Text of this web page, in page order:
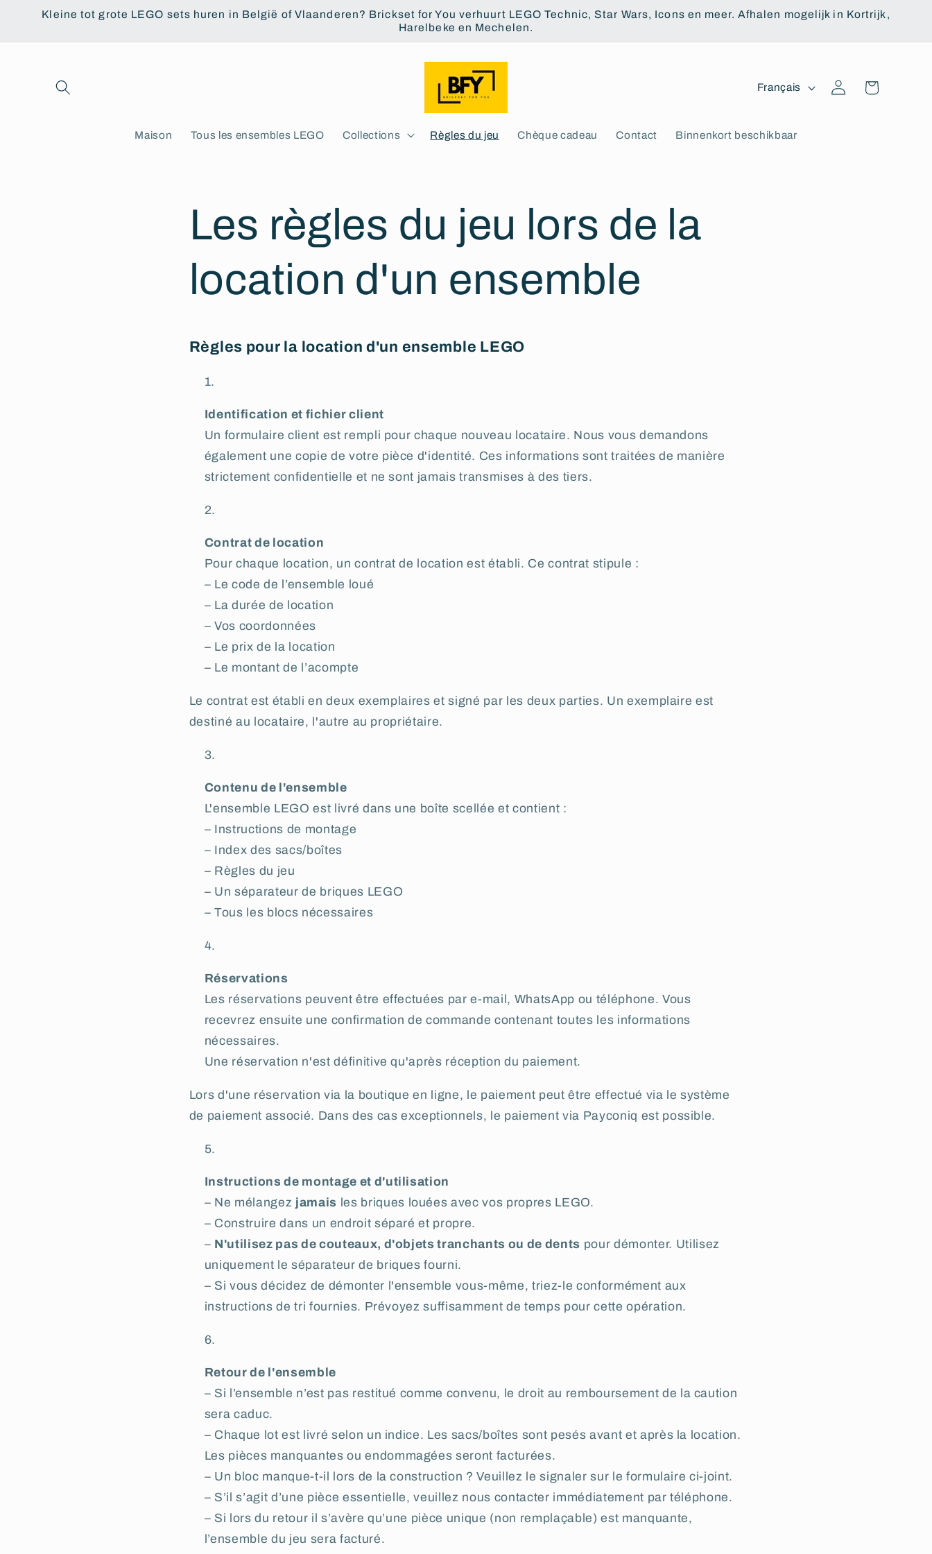
passer
contenu
Kleine tot grote LEGO sets huren in België of Vlaanderen? Brickset for You verhuurt LEGO Technic, Star Wars, Icons en meer. Afhalen mogelijk in Kortrijk,
Harelbeke en Mechelen.
Maison Tous les ensembles LEGO Collections Règles du jeu Chèque cadeau Contact Binnenkort beschikbaar
L
n
Français ConnexionPanier
Les règles du jeu lors de la
location d'un ensemble
Règles pour la location d'un ensemble LEGO
Identification et fichier client
Un formulaire client est rempli pour chaque nouveau locataire. Nous vous demandons
également une copie de votre pièce d'identité. Ces informations sont traitées de manière
strictement confidentielle et ne sont jamais transmises à des tiers.
Contrat de location
Pour chaque location, un contrat de location est établi. Ce contrat stipule :
– Le code de l’ensemble loué
– La durée de location
– Vos coordonnées
– Le prix de la location
– Le montant de l’acompte
Le contrat est établi en deux exemplaires et signé par les deux parties. Un exemplaire est
destiné au locataire, l'autre au propriétaire.
Contenu de l'ensemble
L'ensemble LEGO est livré dans une boîte scellée et contient :
– Instructions de montage
– Index des sacs/boîtes
– Règles du jeu
– Un séparateur de briques LEGO
– Tous les blocs nécessaires
Réservations
Les réservations peuvent être effectuées par e-mail, WhatsApp ou téléphone. Vous
recevrez ensuite une confirmation de commande contenant toutes les informations
nécessaires.
Une réservation n'est définitive qu'après réception du paiement.
Lors d'une réservation via la boutique en ligne, le paiement peut être effectué via le système
de paiement associé. Dans des cas exceptionnels, le paiement via Payconiq est possible.
Instructions de montage et d'utilisation
– Ne mélangez jamais les briques louées avec vos propres LEGO.
– Construire dans un endroit séparé et propre.
– N'utilisez pas de couteaux, d'objets tranchants ou de dents pour démonter. Utilisez
uniquement le séparateur de briques fourni.
– Si vous décidez de démonter l'ensemble vous-même, triez-le conformément aux
instructions de tri fournies. Prévoyez suffisamment de temps pour cette opération.
Retour de l'ensemble
– Si l’ensemble n’est pas restitué comme convenu, le droit au remboursement de la caution
sera caduc.
– Chaque lot est livré selon un indice. Les sacs/boîtes sont pesés avant et après la location.
Les pièces manquantes ou endommagées seront facturées.
– Un bloc manque-t-il lors de la construction ? Veuillez le signaler sur le formulaire ci-joint.
– S’il s’agit d’une pièce essentielle, veuillez nous contacter immédiatement par téléphone.
– Si lors du retour il s’avère qu’une pièce unique (non remplaçable) est manquante,
l’ensemble du jeu sera facturé.